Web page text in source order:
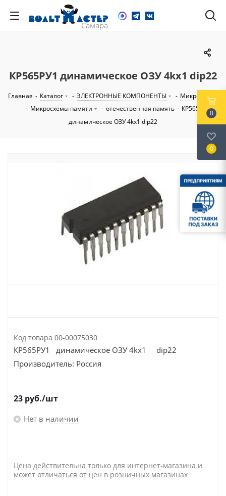
КР565РУ1 динамическое ОЗУ 4kх1 dip22
Главная - Каталог - ЭЛЕКТРОННЫЕ КОМПОНЕНТЫ - Микросхемы
- Микросхемы памяти - отечественная память - КР565РУ1
динамическое ОЗУ 4kх1 dip22
Код товара 00-00075030
КР565РУ1 динамическое ОЗУ 4kх1 dip22
Производитель: Россия
23 руб./шт
Нет в наличии
Цена действительна только для интернет-магазина и
может отличаться от цен в розничных магазинах
0
0